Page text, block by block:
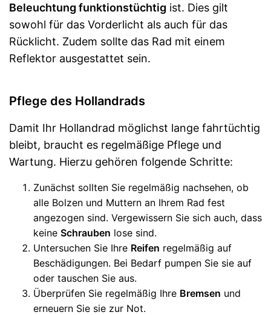
Beleuchtung funktionstüchtig ist. Dies gilt
sowohl für das Vorderlicht als auch für das
Rücklicht. Zudem sollte das Rad mit einem
Reflektor ausgestattet sein.
Pflege des Hollandrads
Damit Ihr Hollandrad möglichst lange fahrtüchtig
bleibt, braucht es regelmäßige Pflege und
Wartung. Hierzu gehören folgende Schritte:
Zunächst sollten Sie regelmäßig nachsehen, ob
alle Bolzen und Muttern an Ihrem Rad fest
angezogen sind. Vergewissern Sie sich auch, dass
keine Schrauben lose sind.
Untersuchen Sie Ihre Reifen regelmäßig auf
Beschädigungen. Bei Bedarf pumpen Sie sie auf
oder tauschen Sie aus.
Überprüfen Sie regelmäßig Ihre Bremsen und
erneuern Sie sie zur Not.